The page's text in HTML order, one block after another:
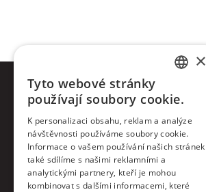
Facebook
Twitter
ENGLISH
×
Tyto webové stránky
používají soubory cookie.
K personalizaci obsahu, reklam a analýze
návštěvnosti používáme soubory cookie.
Informace o vašem používání našich stránek
také sdílíme s našimi reklamními a
analytickými partnery, kteří je mohou
kombinovat s dalšími informacemi, které